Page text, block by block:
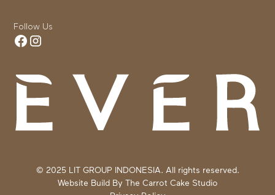
Follow Us
© 2025 LIT GROUP INDONESIA. All rights reserved.
Website Build By
The Carrot Cake Studio